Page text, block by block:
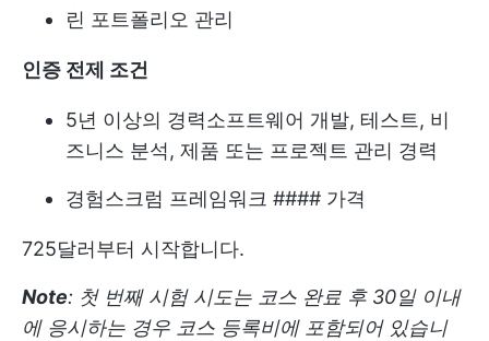
린 포트폴리오 관리
인증 전제 조건
5년 이상의 경력소프트웨어 개발, 테스트, 비
즈니스 분석, 제품 또는 프로젝트 관리 경력
경험스크럼 프레임워크 #### 가격
725달러부터 시작합니다.
Note: 첫 번째 시험 시도는 코스 완료 후 30일 이내
에 응시하는 경우 코스 등록비에 포함되어 있습니